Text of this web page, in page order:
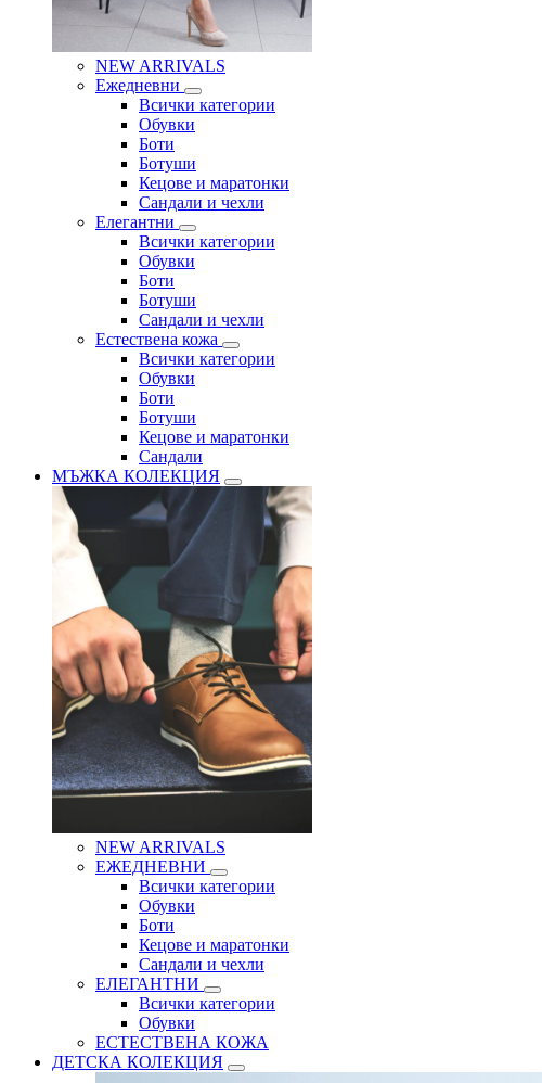
NEW ARRIVALS
Ежедневни
Всички категории
Обувки
Боти
Ботуши
Кецове и маратонки
Сандали и чехли
Елегантни
Всички категории
Обувки
Боти
Ботуши
Сандали и чехли
Естествена кожа
Всички категории
Обувки
Боти
Ботуши
Кецове и маратонки
Сандали
МЪЖКА КОЛЕКЦИЯ
NEW ARRIVALS
ЕЖЕДНЕВНИ
Всички категории
Обувки
Боти
Кецове и маратонки
Сандали и чехли
ЕЛЕГАНТНИ
Всички категории
Обувки
ЕСТЕСТВЕНА КОЖА
ДЕТСКА КОЛЕКЦИЯ